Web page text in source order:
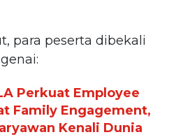
para peserta dibekali
Perkuat Employee
Family Engagement,
Kenali Dunia